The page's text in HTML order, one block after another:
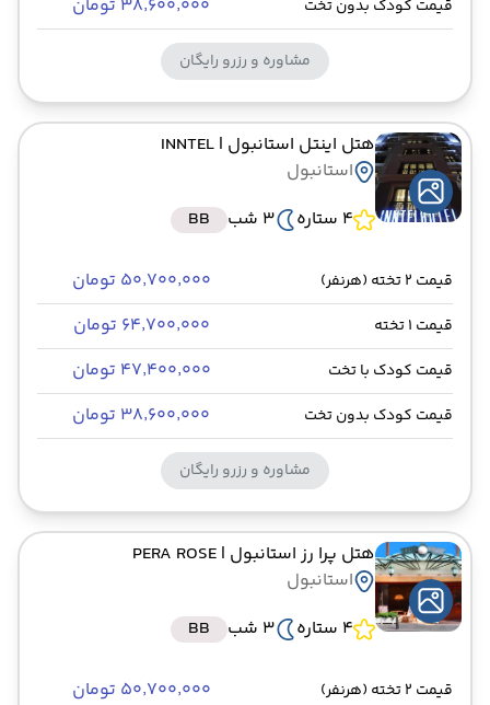
قیمت کودک بدون تخت ۳۸٬۶۰۰٬۰۰۰ تومان
مشاوره و رزرو رایگان
هتل اینتل استانبول | INNTEL
استانبول
4 ستاره
3 شب BB
قیمت 2 تخته (هرنفر) ۵۰٬۷۰۰٬۰۰۰ تومان
قیمت 1 تخته ۶۴٬۷۰۰٬۰۰۰ تومان
قیمت کودک با تخت ۴۷٬۴۰۰٬۰۰۰ تومان
قیمت کودک بدون تخت ۳۸٬۶۰۰٬۰۰۰ تومان
مشاوره و رزرو رایگان
هتل پرا رز استانبول | PERA ROSE
استانبول
4 ستاره
3 شب BB
قیمت 2 تخته (هرنفر) ۵۰٬۷۰۰٬۰۰۰ تومان